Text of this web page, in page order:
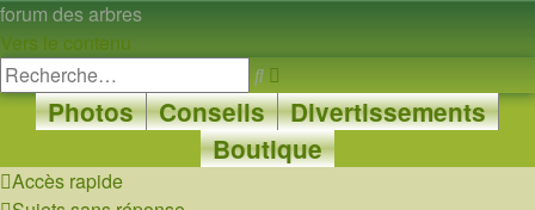
forum des arbres
Vers le contenu
Rechercher
avancée
Photos Conseils
Divertissements
Boutique
Accès rapide